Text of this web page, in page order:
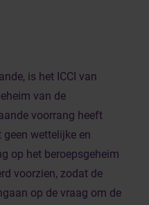
is het ICCI van
van de
voorrang heeft
wettelijke en
op het beroepsgeheim
voorzien, zodat de
op de vraag om de